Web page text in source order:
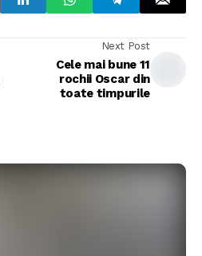
Next Post
Cele mai bune 11
rochii Oscar din
toate timpurile